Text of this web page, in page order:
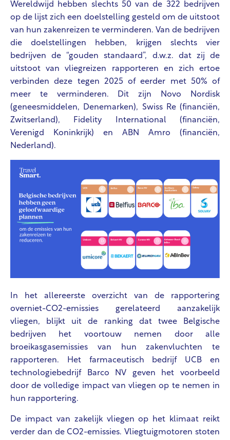
Wereldwijd hebben slechts 50 van de 322 bedrijven
op de lijst zich een doelstelling gesteld om de uitstoot
van hun zakenreizen te verminderen. Van de bedrijven
die doelstellingen hebben, krijgen slechts vier
bedrijven de “gouden standaard”, d.w.z. dat zij de
uitstoot van vliegreizen rapporteren en zich ertoe
verbinden deze tegen 2025 of eerder met 50% of
meer te verminderen. Dit zijn Novo Nordisk
(geneesmiddelen, Denemarken), Swiss Re (financiën,
Zwitserland), Fidelity International (financiën,
Verenigd Koninkrijk) en ABN Amro (financiën,
Nederland).
In het allereerste overzicht van de rapportering
overniet-CO2-emissies gerelateerd aanzakelijk
vliegen, blijkt uit de ranking dat twee Belgische
bedrijven het voortouw nemen door alle
broeikasgasemissies van hun zakenvluchten te
rapporteren. Het farmaceutisch bedrijf UCB en
technologiebedrijf Barco NV geven het voorbeeld
door de volledige impact van vliegen op te nemen in
hun rapportering.
De impact van zakelijk vliegen op het klimaat reikt
verder dan de CO2-emissies. Vliegtuigmotoren stoten